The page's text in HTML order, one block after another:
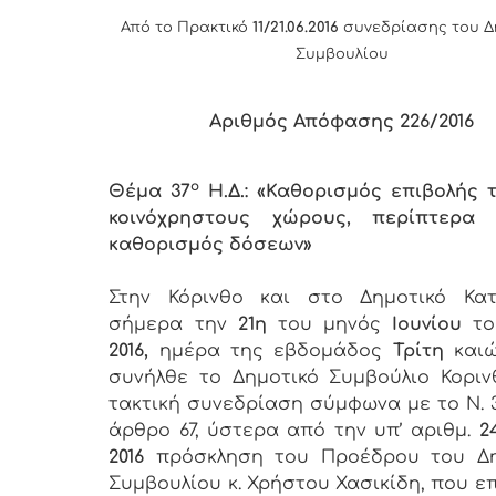
Από το Πρακτικό 11/21.06.2016 συνεδρίασης του
Συμβουλίου
Αριθμός Απόφασης 226/2016
Θέμα 37ο
Η.Δ.: «Καθορισμός επιβολής
κοινόχρηστους χώρους,
καθορισμός δόσεων»
Στην Κόρινθο και στο Δημοτικό
σήμερα την 21η του μηνός Ιουνίου
2016, ημέρα της εβδομάδος Τρίτη
συνήλθε το Δημοτικό Συμβούλιο
τακτική συνεδρίαση σύμφωνα με το Ν.
άρθρο 67, ύστερα από την υπ’ αριθμ.
2016 πρόσκληση του Προέδρου του
Συμβουλίου κ. Χρήστου Χασικίδη, που